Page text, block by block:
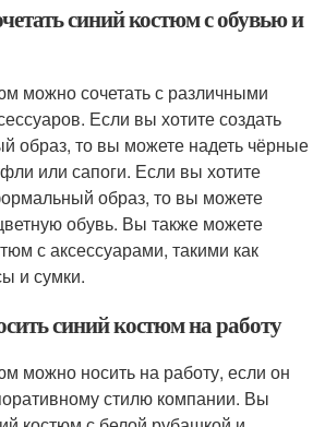
синий костюм с обувью и
можно сочетать с различными
Если вы хотите создать
образ, то вы можете надеть чёрные
или сапоги. Если вы хотите
образ, то вы можете
обувь. Вы также можете
с аксессуарами, такими как
и сумки.
синий костюм на работу
можно носить на работу, если он
стилю компании. Вы